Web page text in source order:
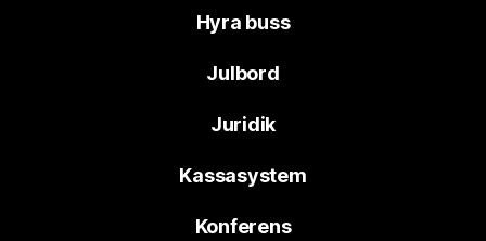
Hyra buss
Julbord
Juridik
Kassasystem
Konferens